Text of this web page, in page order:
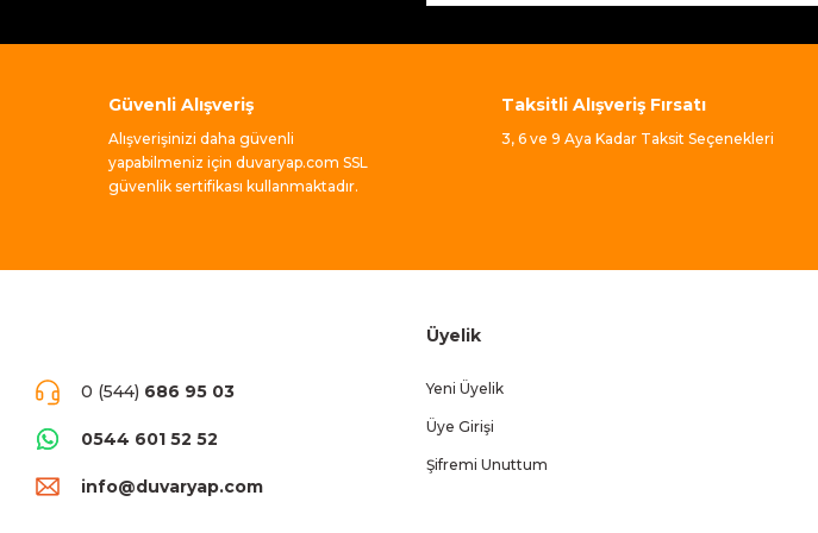
Güvenli Alışveriş
Alışverişinizi daha güvenli
yapabilmeniz için duvaryap.com SSL
güvenlik sertifikası kullanmaktadır.
Taksitli Alışveriş Fırsatı
3, 6 ve 9 Aya Kadar Taksit Seçenekleri
0 (544) 686 95 03
0544 601 52 52
info@duvaryap.com
Üyelik
Yeni Üyelik
Üye Girişi
Şifremi Unuttum